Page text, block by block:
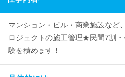
マンション・ビル・商業施設など
ロジェクトの施工管理★民間7割
験を積めます！